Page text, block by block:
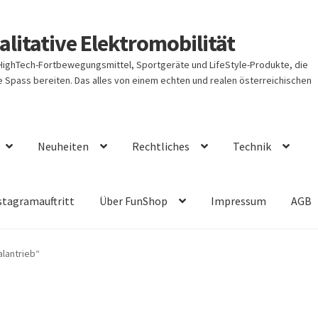
Elektromobilität
Fortbewegungsmittel, Sportgeräte und LifeStyle-Produkte, die
bereiten. Das alles von einem echten und realen österreichischen
Neuheiten Rechtliches Technik
Über FunShop Impressum AGB